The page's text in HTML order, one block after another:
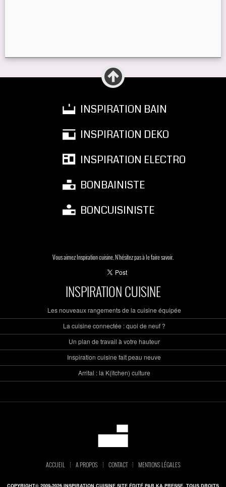
INSPIRATION BAIN
INSPIRATION DEKO
INSPIRATION ELECTRO
BONBAINISTE
BONCUISINISTE
Vous aimez Inspiration cuisine. N'hésitez pas à le faire savoir.
INSPIRATION CUISINE
Les nouveaux rangements de la cuisine équipée
La cuisine connectée : quoi de neuf ?
Un plan de travail à votre hauteur
Inspiration cuisine fait peau neuve
Arrital : la K(itchen) culture
ACCUEIL A PROPOS CONTACT MENTIONS LÉGALES
COPYRIGHT© 2009-2026 INSPIRATION CUISINE SITE ÉDITÉ PAR KA PRESSE. TOUS DROITS